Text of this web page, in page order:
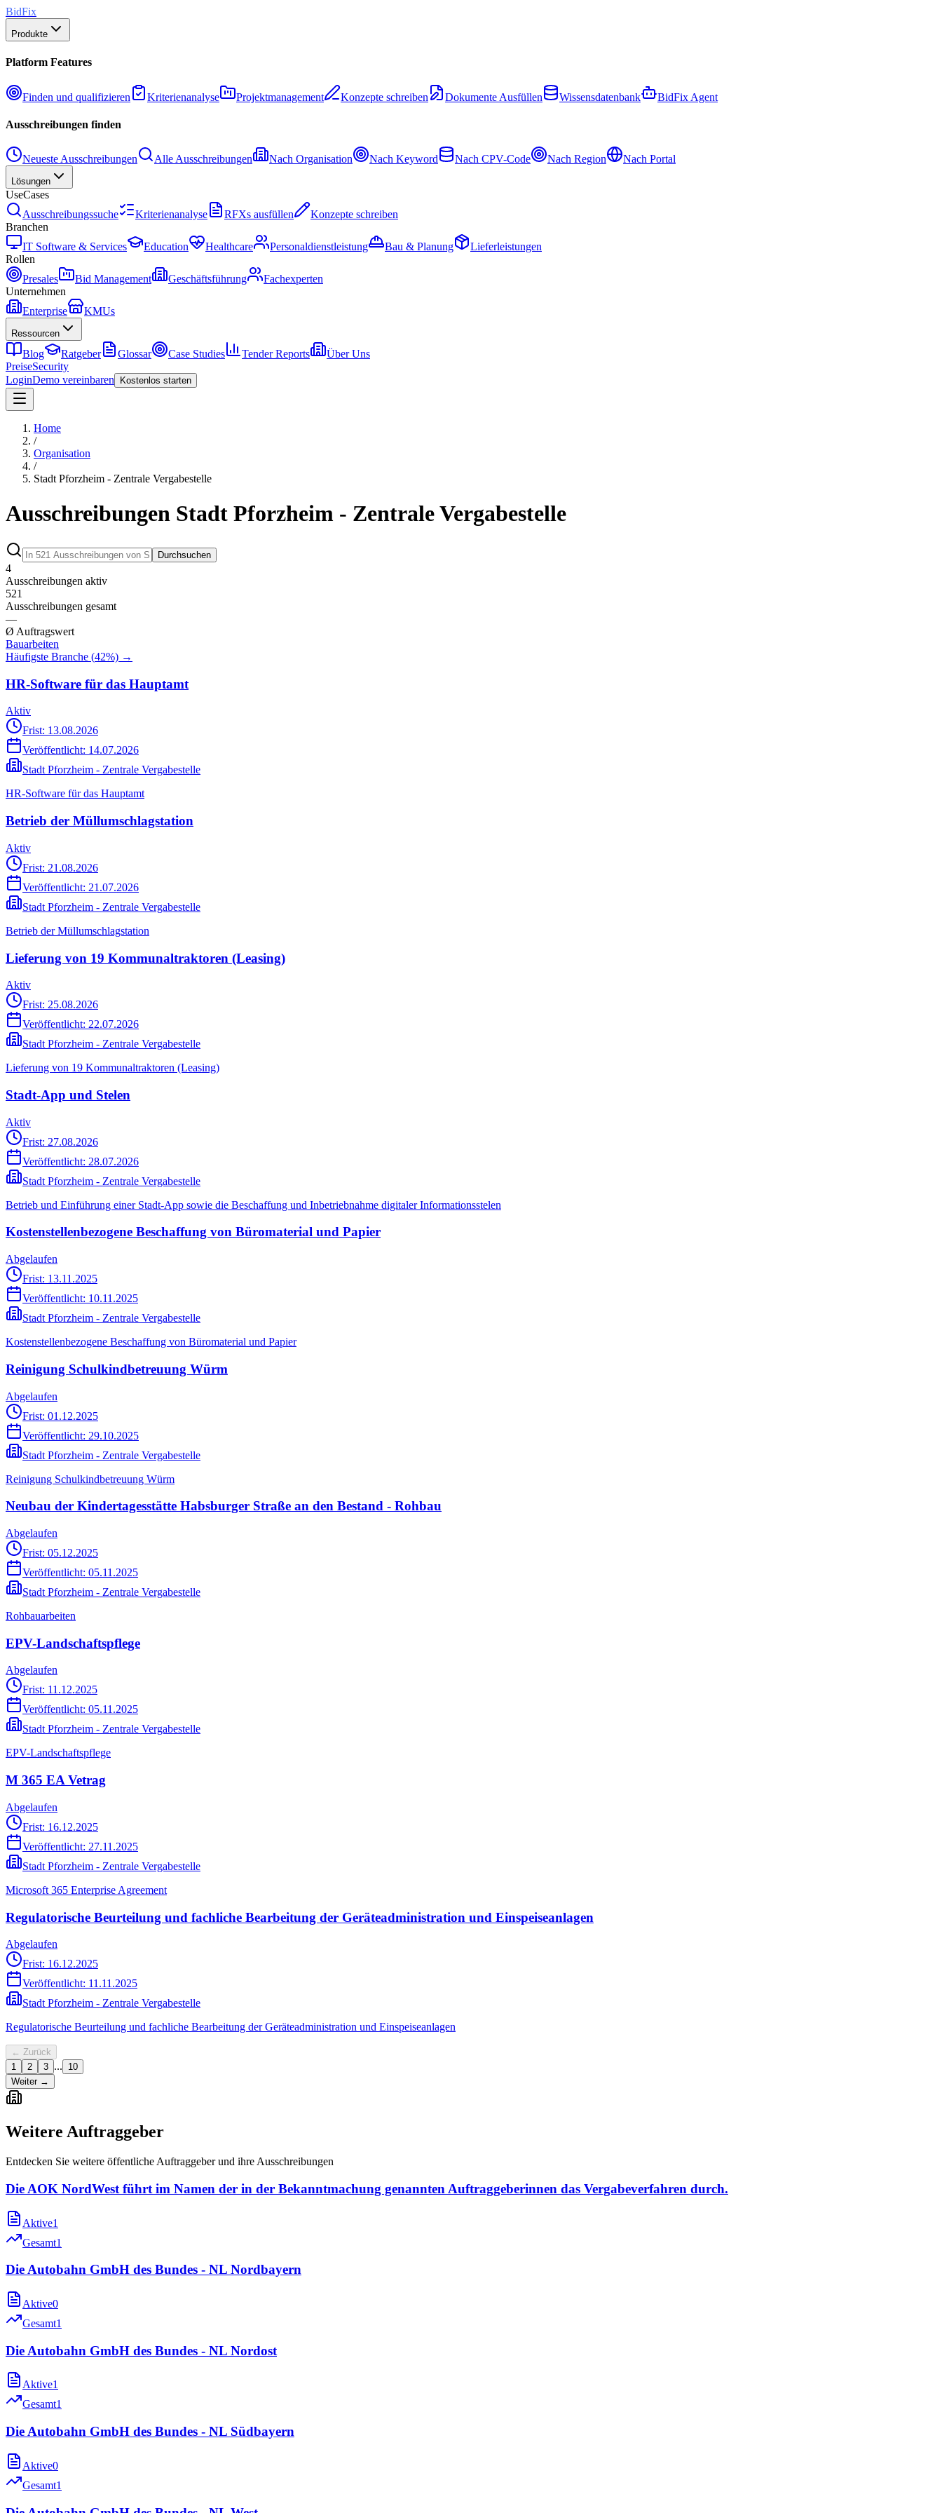
BidFix
Produkte
Platform Features
Finden und qualifizieren Kriterienanalyse Projektmanagement Konzepte schreiben Dokumente Ausfüllen Wissensdatenbank BidFix Agent
Ausschreibungen finden
Neueste Ausschreibungen Alle Ausschreibungen Nach Organisation Nach Keyword Nach CPV-Code Nach Region Nach Portal
Lösungen
UseCases
Ausschreibungssuche
Kriterienanalyse RFXs ausfüllen
Konzepte schreiben
Branchen
IT Software & Services
Education Healthcare Personaldienstleistung Bau & Planung
Lieferleistungen
Rollen
Presales
Bid Management Geschäftsführung
Fachexperten
Unternehmen
Enterprise
KMUs
Ressourcen
Blog Ratgeber Glossar Case Studies Tender Reports
Über Uns
PreiseSecurity
LoginDemo vereinbaren Kostenlos starten
Home
/
Organisation
/
Stadt Pforzheim - Zentrale Vergabestelle
Ausschreibungen Stadt Pforzheim - Zentrale Vergabestelle
Durchsuchen
4
Ausschreibungen aktiv
521
Ausschreibungen gesamt
—
Ø Auftragswert
Bauarbeiten
Häufigste Branche (42%) →
HR-Software für das Hauptamt
Aktiv
Frist: 13.08.2026
Veröffentlicht: 14.07.2026
Stadt Pforzheim - Zentrale Vergabestelle
HR-Software für das Hauptamt
Betrieb der Müllumschlagstation
Aktiv
Frist: 21.08.2026
Veröffentlicht: 21.07.2026
Stadt Pforzheim - Zentrale Vergabestelle
Betrieb der Müllumschlagstation
Lieferung von 19 Kommunaltraktoren (Leasing)
Aktiv
Frist: 25.08.2026
Veröffentlicht: 22.07.2026
Stadt Pforzheim - Zentrale Vergabestelle
Lieferung von 19 Kommunaltraktoren (Leasing)
Stadt-App und Stelen
Aktiv
Frist: 27.08.2026
Veröffentlicht: 28.07.2026
Stadt Pforzheim - Zentrale Vergabestelle
Betrieb und Einführung einer Stadt-App sowie die Beschaffung und Inbetriebnahme digitaler Informationsstelen
Kostenstellenbezogene Beschaffung von Büromaterial und Papier
Abgelaufen
Frist: 13.11.2025
Veröffentlicht: 10.11.2025
Stadt Pforzheim - Zentrale Vergabestelle
Kostenstellenbezogene Beschaffung von Büromaterial und Papier
Reinigung Schulkindbetreuung Würm
Abgelaufen
Frist: 01.12.2025
Veröffentlicht: 29.10.2025
Stadt Pforzheim - Zentrale Vergabestelle
Reinigung Schulkindbetreuung Würm
Neubau der Kindertagesstätte Habsburger Straße an den Bestand - Rohbau
Abgelaufen
Frist: 05.12.2025
Veröffentlicht: 05.11.2025
Stadt Pforzheim - Zentrale Vergabestelle
Rohbauarbeiten
EPV-Landschaftspflege
Abgelaufen
Frist: 11.12.2025
Veröffentlicht: 05.11.2025
Stadt Pforzheim - Zentrale Vergabestelle
EPV-Landschaftspflege
M 365 EA Vetrag
Abgelaufen
Frist: 16.12.2025
Veröffentlicht: 27.11.2025
Stadt Pforzheim - Zentrale Vergabestelle
Microsoft 365 Enterprise Agreement
Regulatorische Beurteilung und fachliche Bearbeitung der Geräteadministration und Einspeiseanlagen
Abgelaufen
Frist: 16.12.2025
Veröffentlicht: 11.11.2025
Stadt Pforzheim - Zentrale Vergabestelle
Regulatorische Beurteilung und fachliche Bearbeitung der Geräteadministration und Einspeiseanlagen
← Zurück
1
2 3 ...
10
Weiter →
Weitere Auftraggeber
Entdecken Sie weitere öffentliche Auftraggeber und ihre Ausschreibungen
Die AOK NordWest führt im Namen der in der Bekanntmachung genannten Auftraggeberinnen das Vergabeverfahren durch.
Aktive1
Gesamt1
Die Autobahn GmbH des Bundes - NL Nordbayern
Aktive0
Gesamt1
Die Autobahn GmbH des Bundes - NL Nordost
Aktive1
Gesamt1
Die Autobahn GmbH des Bundes - NL Südbayern
Aktive0
Gesamt1